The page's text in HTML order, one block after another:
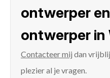
ontwerper
ontwerper in
Contacteer mij dan
plezier al je vragen.